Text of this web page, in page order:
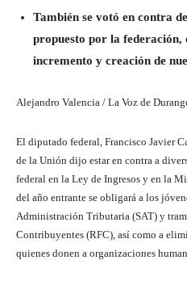
También se votó en contra
propuesto por la federación,
incremento y creación de
Alejandro Valencia / La Voz de
El diputado federal, Francisco Javier
de la Unión dijo estar en contra a
federal en la Ley de Ingresos y en la
del año entrante se obligará a los
Administración Tributaria (SAT) y
Contribuyentes (RFC), así como a
quienes donen a organizaciones